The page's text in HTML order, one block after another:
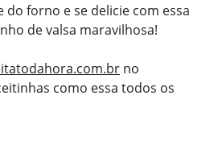
do forno e se delicie com essa
de valsa maravilhosa!
no
como essa todos os